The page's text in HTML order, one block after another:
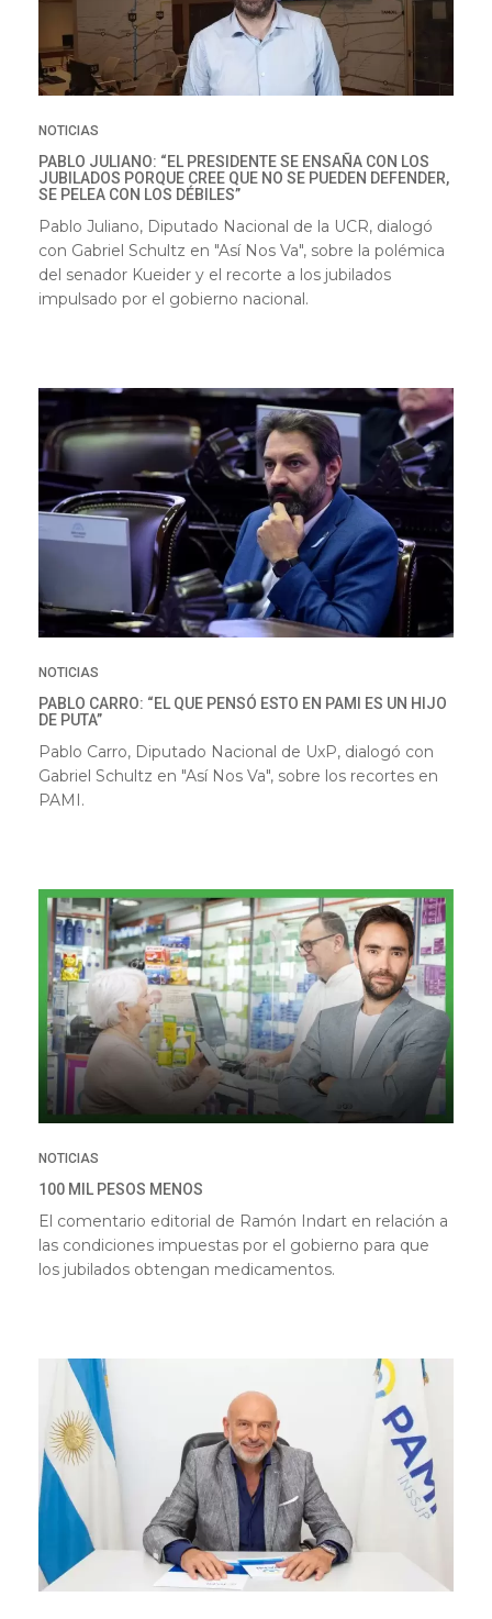
NOTICIAS
PABLO JULIANO: “EL PRESIDENTE SE ENSAÑA CON LOS
JUBILADOS PORQUE CREE QUE NO SE PUEDEN DEFENDER,
SE PELEA CON LOS DÉBILES”
Pablo Juliano, Diputado Nacional de la UCR, dialogó
con Gabriel Schultz en "Así Nos Va", sobre la polémica
del senador Kueider y el recorte a los jubilados
impulsado por el gobierno nacional.
NOTICIAS
PABLO CARRO: “EL QUE PENSÓ ESTO EN PAMI ES UN HIJO
DE PUTA”
Pablo Carro, Diputado Nacional de UxP, dialogó con
Gabriel Schultz en "Así Nos Va", sobre los recortes en
PAMI.
NOTICIAS
100 MIL PESOS MENOS
El comentario editorial de Ramón Indart en relación a
las condiciones impuestas por el gobierno para que
los jubilados obtengan medicamentos.